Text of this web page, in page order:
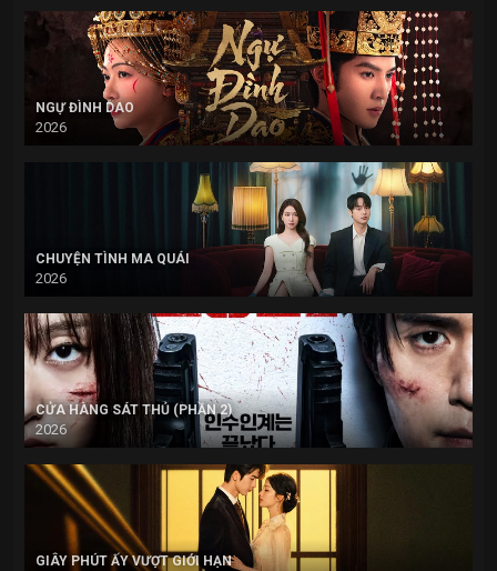
NGỰ ĐÌNH DAO
2026
CHUYỆN TÌNH MA QUÁI
2026
CỬA HÀNG SÁT THỦ (PHẦN 2)
2026
GIÂY PHÚT ẤY VƯỢT GIỚI HẠN